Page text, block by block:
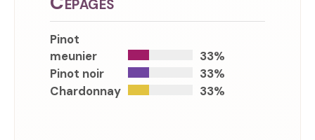
Pinot
meunier
33%
Pinot noir
33%
Chardonnay
33%